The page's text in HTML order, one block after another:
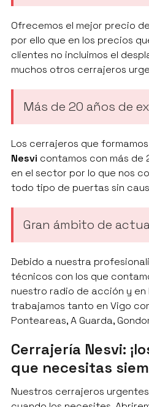
Ofrecemos el mejor precio de
por ello que en los precios
clientes no incluimos el
muchos otros cerrajeros
Más de 20 años de
Los cerrajeros que
Nesvi contamos con más de
en el sector por lo que nos
todo tipo de puertas sin
Gran ámbito de
Debido a nuestra
técnicos con los que
nuestro radio de acción y
trabajamos tanto en Vigo
Ponteareas, A Guarda,
Cerrajería Nesvi:
que necesitas
Nuestros cerrajeros